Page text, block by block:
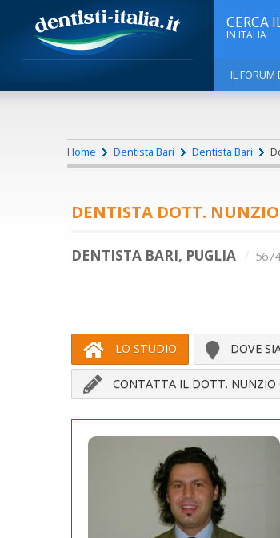
CERCA
IN ITALIA
IL FORUM
Home Dentista Bari Dentista Bari
DENTISTA DOTT.
DENTISTA BARI, PUGLIA
LO STUDIO DOVE
CONTATTA IL DOTT. NUNZIO